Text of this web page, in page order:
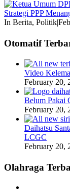
Strategi PPP
In Berita, Politik|
Otomatif
Video
February 20,
Belum Pakai
February 20,
Daihatsu
LCGC
February 20,
Olahraga